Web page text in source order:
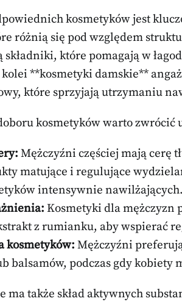
kosmetyków jest
różnią się pod względem
składniki, które pomagają w
kolei **kosmetyki damskie**
które sprzyjają utrzymaniu
kosmetyków warto zwrócić
Mężczyźni częściej mają cerę
matujące i regulujące
intensywnie nawilżających.
Kosmetyki dla mężczyzn
z rumianku, aby wspierać
kosmetyków: Mężczyźni
balsamów, podczas gdy kobiety
ma także skład aktywnych